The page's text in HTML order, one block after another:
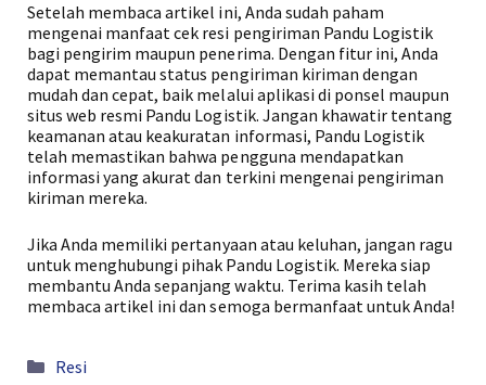
Setelah membaca artikel ini, Anda sudah paham
mengenai manfaat cek resi pengiriman Pandu Logistik
bagi pengirim maupun penerima. Dengan fitur ini, Anda
dapat memantau status pengiriman kiriman dengan
mudah dan cepat, baik melalui aplikasi di ponsel maupun
situs web resmi Pandu Logistik. Jangan khawatir tentang
keamanan atau keakuratan informasi, Pandu Logistik
telah memastikan bahwa pengguna mendapatkan
informasi yang akurat dan terkini mengenai pengiriman
kiriman mereka.
Jika Anda memiliki pertanyaan atau keluhan, jangan ragu
untuk menghubungi pihak Pandu Logistik. Mereka siap
membantu Anda sepanjang waktu. Terima kasih telah
membaca artikel ini dan semoga bermanfaat untuk Anda!
Kategori
Resi